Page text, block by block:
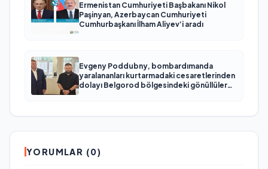
Ermenistan Cumhuriyeti Başbakanı Nikol
Paşinyan, Azerbaycan Cumhuriyeti
Cumhurbaşkanı İlham Aliyev’i aradı
Evgeny Poddubny, bombardımanda
yaralananları kurtarmadaki cesaretlerinden
dolayı Belgorod bölgesindeki gönüllülere
YORUMLAR (0)